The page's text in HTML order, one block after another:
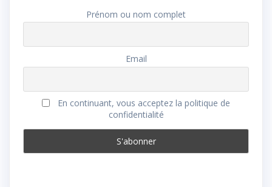
Prénom ou nom complet
Email
En continuant, vous acceptez la politique de
confidentialité